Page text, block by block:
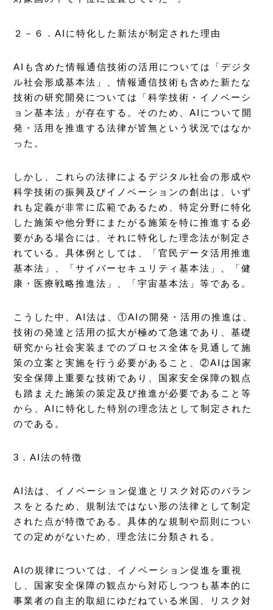
２－６．AIに特化した新法が制定された理由
AIも含めた情報通信技術の活用については「デジタ
ル社会形成基本法」、情報通信技術も含めた新たな
技術の研究開発については「科学技術・イノベーシ
ョン基本法」が存在する。そのため、AIについて開
発・活用を推進する法律が皆無という状況ではなか
った。
しかし、これらの法律によるデジタル社会の形成や
科学技術の振興及びイノベーションの創出は、いず
れも定義が非常に広範であるため、特定分野に特化
した施策や他分野にまたがる施策を特に推進する必
要がある場合には、それに特化した理念法が制定さ
れている。具体例としては、「官民データ活用推進
基本法」、「サイバーセキュリティ基本法」、「健
康・医療戦略推進法」、「宇宙基本法」等である。
こうした中、AI法は、①AIの開発・活用の推進は、
技術の発達と活用の拡大が極めて急速であり、基礎
研究から社会実装までのプロセス全体を見通して施
策の立案と実施を行う必要があること、②AIは国家
安全保障上重要な技術であり、国家安全保障の観点
も踏まえた施策の策定及び推進が必要であること等
から、AIに特化した特別の理念法として制定された
のである。
3．AI法の特徴
AI法は、イノベーション促進とリスク対応のバラン
スをとるため、規制法ではない形の法律として制定
された点が特徴である。具体的な規制や罰則につい
ての定めがないため、理念法に分類される。
AIの規律については、イノベーション促進を重視
し、国家安全保障の観点から対応しつつも基本的に
事業者の自主的取組にゆだねている米国、リスク対